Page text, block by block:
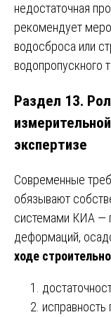
недостаточная
рекомендует
водосброса или
водопропускного
Раздел 13.
экспертизе
Современные
обязывают
системами КИА —
деформаций,
ходе
исправность